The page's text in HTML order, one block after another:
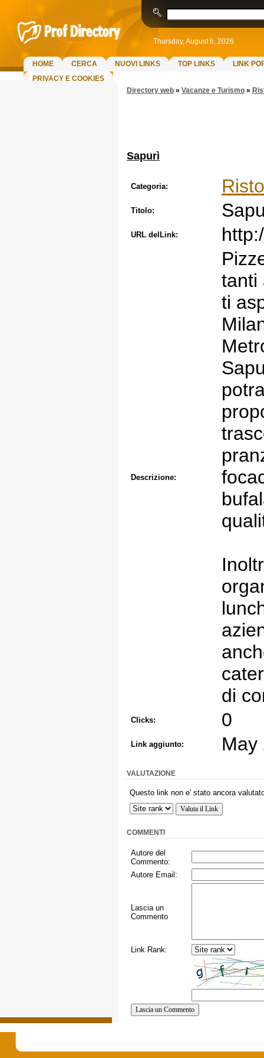
Thursday, August 6, 2026
HOME CERCA NUOVI LINKS TOP LINKS
LINK
PRIVACY E COOKIES
Directory web » Vacanze e Turismo »
Sapurì
Categoria:
Titolo:
URL delLink:
Descrizione:
tanti
ti
di
Clicks: 0
Link aggiunto: May
VALUTAZIONE
Questo link non e' stato ancora
COMMENTI
Autore del
Commento:
Autore Email:
Lascia un
Commento
Link Rank: